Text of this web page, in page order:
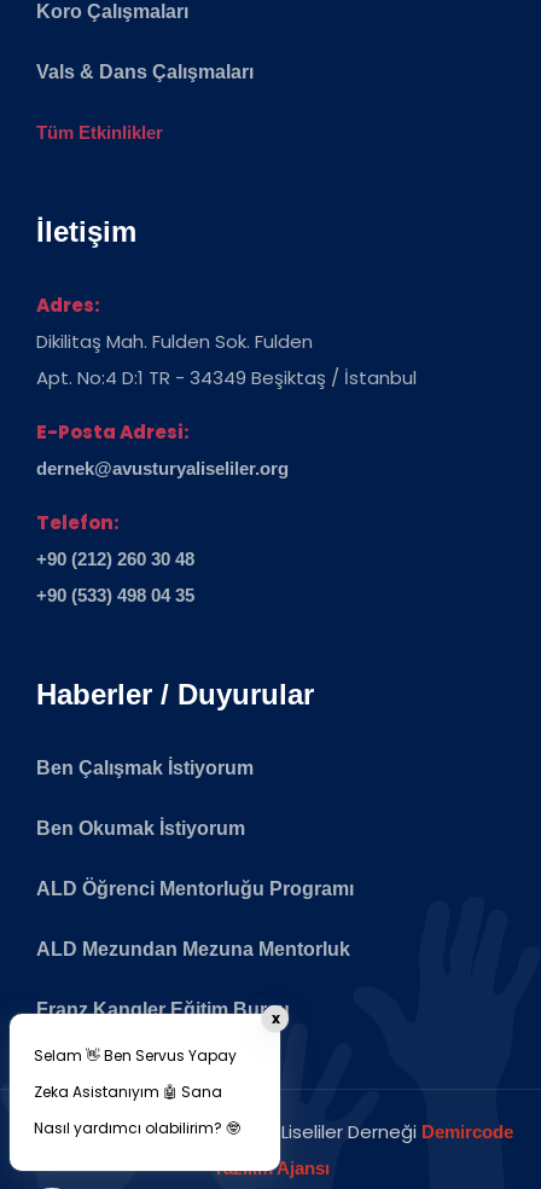
Koro Çalışmaları
Vals & Dans Çalışmaları
Tüm Etkinlikler
İletişim
Adres:
Dikilitaş Mah. Fulden Sok. Fulden
Apt. No:4 D:1 TR - 34349 Beşiktaş / İstanbul
E-Posta Adresi:
dernek@avusturyaliseliler.org
Telefon:
+90 (212) 260 30 48
+90 (533) 498 04 35
Haberler / Duyurular
Ben Çalışmak İstiyorum
Ben Okumak İstiyorum
ALD Öğrenci Mentorluğu Programı
ALD Mezundan Mezuna Mentorluk
Franz Kangler Eğitim Bursu
Copyright © 2026 Avusturya Liseliler Derneği Demircode
Yazılım Ajansı
Selam 👋 Ben Servus Yapay
Zeka Asistanıyım 🤖 Sana
Nasıl yardımcı olabilirim? 🤓
x